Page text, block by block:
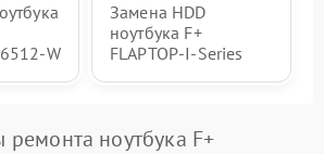
Замена HDD
ноутбука F+
FLAPTOP-I-Series
ремонта ноутбука F+